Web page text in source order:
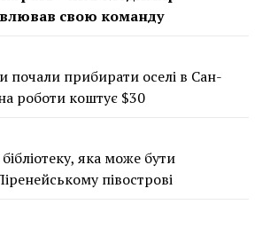
свою команду
почали прибирати оселі в Сан-
роботи коштує $30
яка може бути
півострові